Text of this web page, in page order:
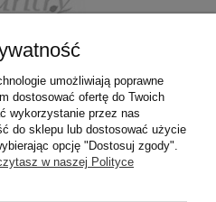
umożliwiają poprawne
dostosować ofertę do Twoich
wykorzystanie przez nas
do sklepu lub dostosować użycie
opcję "Dostosuj zgody".
w naszej Polityce